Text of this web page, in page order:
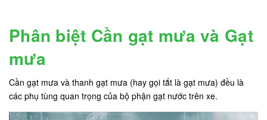
Phân biệt Cần gạt mưa và Gạt
mưa
Cần gạt mưa và thanh gạt mưa (hay gọi tắt là gạt mưa) đều là
các phụ tùng quan trọng của bộ phận gạt nước trên xe.